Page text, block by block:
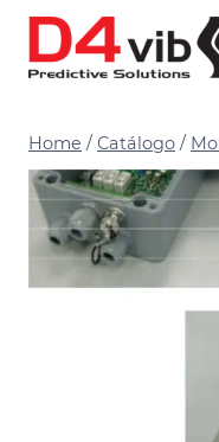
Skip
content
Home / Catálogo /